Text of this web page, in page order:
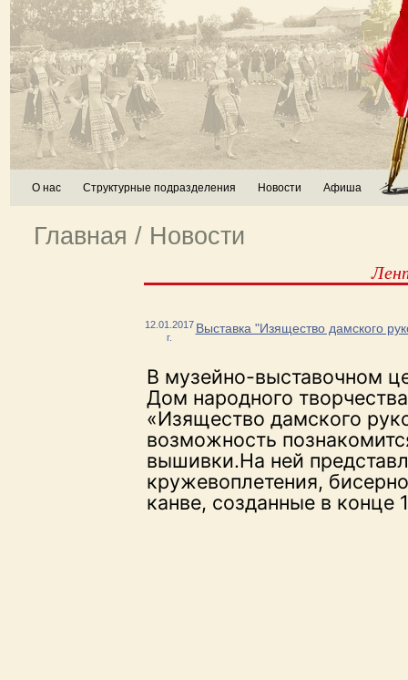
О нас Структурные подразделения Новости Афиша
Главная / Новости
12.01.2017
г.
Выставка "Изящество дамского
В музейно-выставочном
Дом народного
«Изящество дамского
возможность
вышивки.На ней
кружевоплетения,
канве, созданные в конце